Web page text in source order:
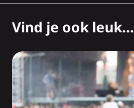
Vind je ook leuk...